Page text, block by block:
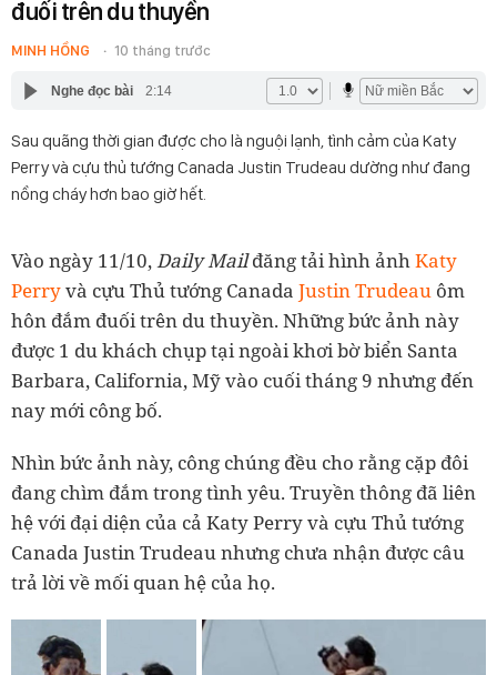
đuối trên du thuyền
MINH HỒNG 10 tháng trước
Nghe đọc bài 2:14
Sau quãng thời gian được cho là nguội lạnh, tình cảm của Katy
Perry và cựu thủ tướng Canada Justin Trudeau dường như đang
nồng cháy hơn bao giờ hết.
Vào ngày 11/10,Daily Mailđăng tải hình ảnhKaty
Perryvà cựu Thủ tướng Canada Justin Trudeau ôm
hôn đắm đuối trên du thuyền. Những bức ảnh này
được 1 du khách chụp tại ngoài khơi bờ biển Santa
Barbara, California, Mỹ vào cuối tháng 9 nhưng đến
nay mới công bố.
Nhìn bức ảnh này, công chúng đều cho rằng cặp đôi
đang chìm đắm trong tình yêu. Truyền thông đã liên
hệ với đại diện của cả Katy Perry và cựu Thủ tướng
Canada Justin Trudeau nhưng chưa nhận được câu
trả lời về mối quan hệ của họ.